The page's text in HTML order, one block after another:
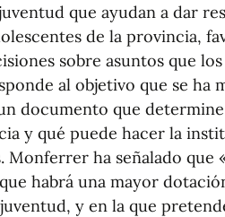
que ayudan a dar
de la provincia,
sobre asuntos que
al objetivo que se ha
documento que
y qué puede hacer la
Monferrer ha señalado que
habrá una mayor
y en la que